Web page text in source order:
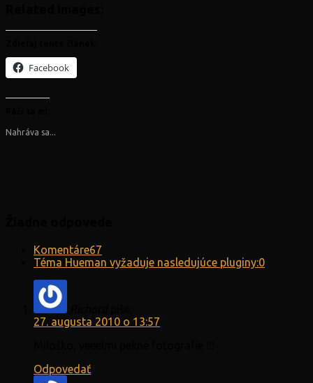
Facebook
Nahráva sa...
Komentáre67
Téma Hueman vyžaduje nasledujúce pluginy:0
27. augusta 2010 o 13:57
Odpovedať